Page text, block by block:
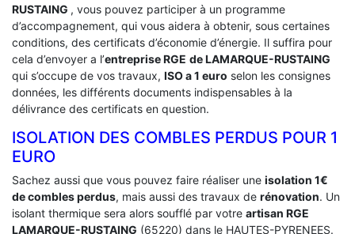
RUSTAING , vous pouvez participer à un programme
d’accompagnement, qui vous aidera à obtenir, sous certaines
conditions, des certificats d’économie d’énergie. Il suffira pour
cela d’envoyer a l’entreprise RGE de LAMARQUE-RUSTAING
qui s’occupe de vos travaux, ISO a 1 euro selon les consignes
données, les différents documents indispensables à la
délivrance des certificats en question.
ISOLATION DES COMBLES PERDUS POUR 1
EURO
Sachez aussi que vous pouvez faire réaliser une isolation 1€
de combles perdus, mais aussi des travaux de rénovation. Un
isolant thermique sera alors soufflé par votre artisan RGE
LAMARQUE-RUSTAING (65220) dans le HAUTES-PYRENEES.